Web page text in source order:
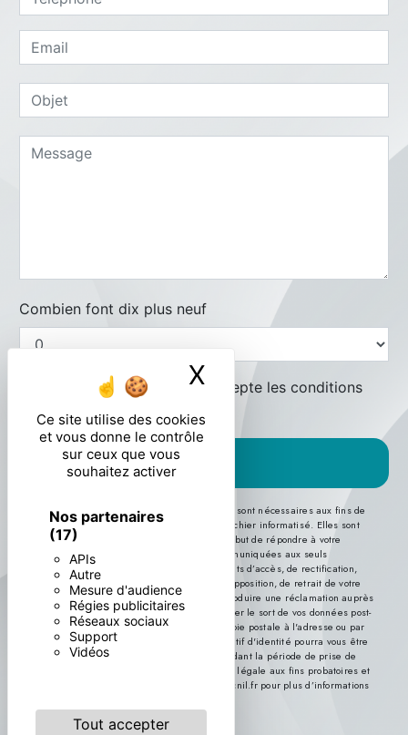
Ce site utilise des cookies
et vous donne le contrôle
sur ceux que vous
souhaitez activer
Nos partenaires
(17)
APIs
Autre
Mesure d'audience
Régies publicitaires
Réseaux sociaux
Support
Vidéos
Tout accepter
X Masquer le
Combien font dix plus neuf
En cochant cette case, j'accepte les conditions
ENVOYER
** Les données personnelles communiquées sont nécessaires aux fins de
vous contacter et sont enregistrées dans un fichier informatisé. Elles sont
destinées à et ses sous-traitants dans le seul but de répondre à votre
message. Les données collectées seront communiquées aux seuls
destinataires suivants: . Vous disposez de droits d’accès, de rectification,
d’effacement, de portabilité, de limitation, d’opposition, de retrait de votre
consentement à tout moment et du droit d’introduire une réclamation auprès
d’une autorité de contrôle, ainsi que d’organiser le sort de vos données post-
mortem. Vous pouvez exercer ces droits par voie postale à l'adresse ou par
courrier électronique à l'adresse . Un justificatif d'identité pourra vous être
demandé. Nous conservons vos données pendant la période de prise de
contact puis pendant la durée de prescription légale aux fins probatoires et
de gestion des contentieux. Consultez le site cnil.fr pour plus d’informations